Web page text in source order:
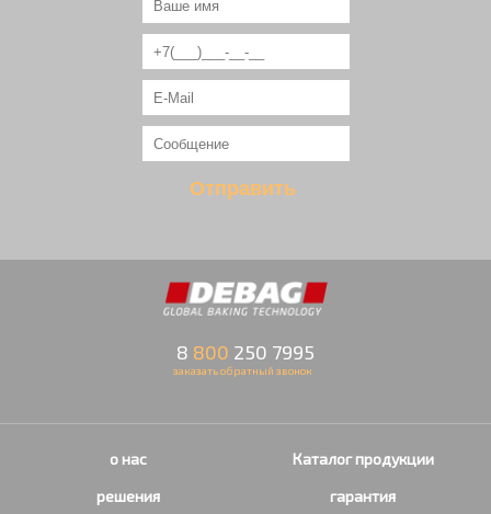
8 800 250 7995
заказать обратный звонок
о нас
Каталог продукции
решения
гарантия